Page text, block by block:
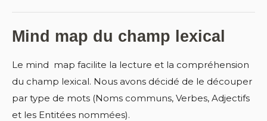
Mind map du champ lexical
Le mind map facilite la lecture et la compréhension
du champ lexical. Nous avons décidé de le découper
par type de mots (Noms communs, Verbes, Adjectifs
et les Entitées nommées).